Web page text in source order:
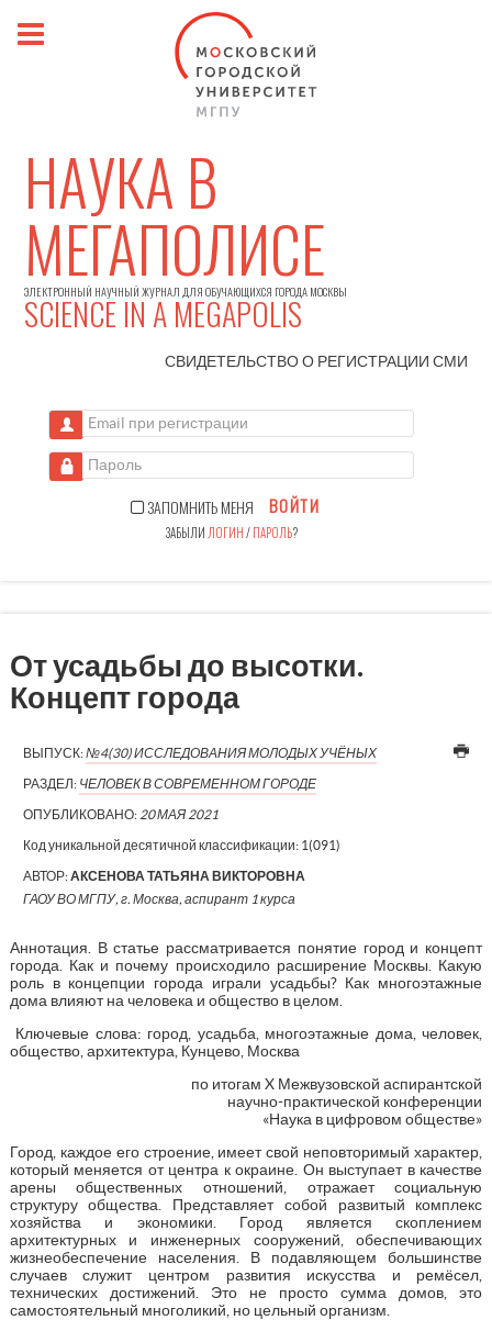
НАУКА В
МЕГАПОЛИСЕ
ЭЛЕКТРОННЫЙ НАУЧНЫЙ ЖУРНАЛ ДЛЯ ОБУЧАЮЩИХСЯ ГОРОДА МОСКВЫ
SCIENCE IN A MEGAPOLIS
СВИДЕТЕЛЬСТВО О РЕГИСТРАЦИИСМИ
Email при регистрации
Пароль
ЗАПОМНИТЬ МЕНЯ ВОЙТИ
ЗАБЫЛИ ЛОГИН/ПАРОЛЬ?
От усадьбы до высотки.
Концепт города
ВЫПУСК:№4(30) ИССЛЕДОВАНИЯ МОЛОДЫХ УЧЁНЫХ
РАЗДЕЛ: ЧЕЛОВЕК В СОВРЕМЕННОМ ГОРОДЕ
ОПУБЛИКОВАНО: 20 МАЯ 2021
Код уникальной десятичной классификации: 1(091)
АВТОР:АКСЕНОВА ТАТЬЯНА ВИКТОРОВНА
ГАОУ ВО МГПУ, г. Москва, аспирант 1 курса
Аннотация. В статье рассматривается понятие город и концепт
города. Как и почему происходило расширение Москвы. Какую
роль в концепции города играли усадьбы? Как многоэтажные
дома влияют на человека и общество в целом.
Ключевые слова: город, усадьба, многоэтажные дома, человек,
общество, архитектура, Кунцево, Москва
по итогам X Межвузовской аспирантской
научно-практической конференции
«Наука в цифровом обществе»
Город, каждое его строение, имеет свой неповторимый характер,
который меняется от центра к окраине. Он выступает в качестве
арены общественных отношений, отражает социальную
структуру общества. Представляет собой развитый комплекс
хозяйства и экономики. Город является скоплением
архитектурных и инженерных сооружений, обеспечивающих
жизнеобеспечение населения. В подавляющем большинстве
случаев служит центром развития искусства и ремёсел,
технических достижений. Это не просто сумма домов, это
самостоятельный многоликий, но цельный организм.